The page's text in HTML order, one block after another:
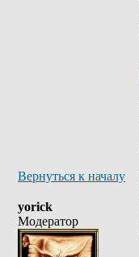
Вернуться к началу
yorick
Модератор